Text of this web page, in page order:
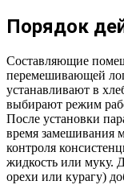
Порядок
Составляющие
перемешивающей
устанавливают в
выбирают режим
После установки
время замешивания
контроля
жидкость или муку.
орехи или курагу)